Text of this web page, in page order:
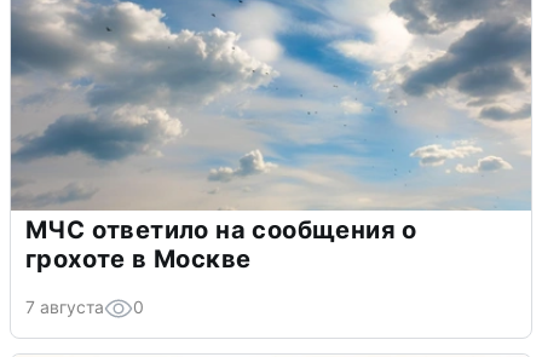
МЧС ответило на сообщения о
грохоте в Москве
7 августа 0